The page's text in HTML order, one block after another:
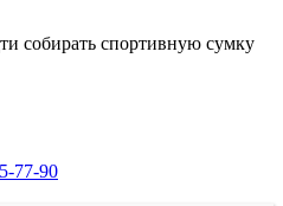
собирать спортивную сумку
77-90